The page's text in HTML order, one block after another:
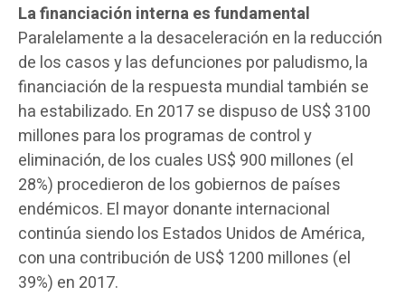
La financiación interna es fundamental
Paralelamente a la desaceleración en la reducción
de los casos y las defunciones por paludismo, la
financiación de la respuesta mundial también se
ha estabilizado. En 2017 se dispuso de US$ 3100
millones para los programas de control y
eliminación, de los cuales US$ 900 millones (el
28%) procedieron de los gobiernos de países
endémicos. El mayor donante internacional
continúa siendo los Estados Unidos de América,
con una contribución de US$ 1200 millones (el
39%) en 2017.